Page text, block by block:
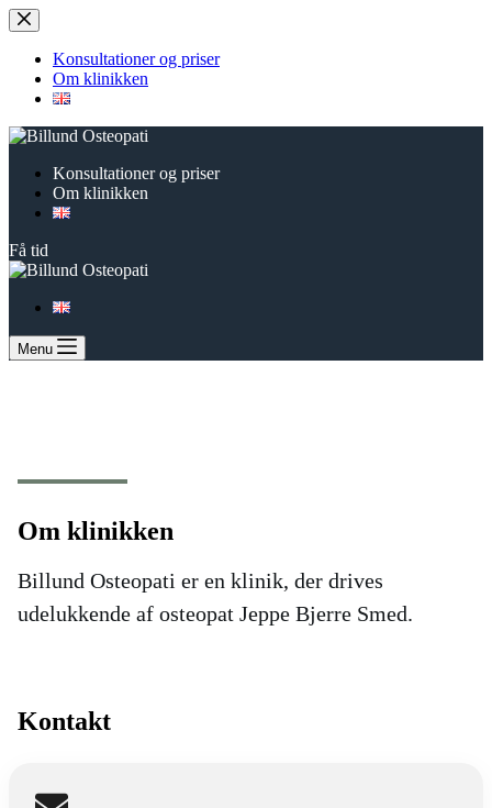
Fortsæt
til
indholdKonsultationer og priser
Om klinikken
Konsultationer og priser
Om klinikken
Få tid
Menu
Om klinikken
Billund Osteopati er en klinik, der drives
udelukkende af osteopat Jeppe Bjerre Smed.
Kontakt